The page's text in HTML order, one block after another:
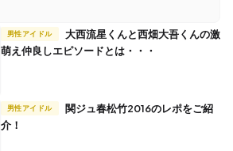
男性アイドル
萌え仲良しエピソードとは・・・
男性アイドル
介！